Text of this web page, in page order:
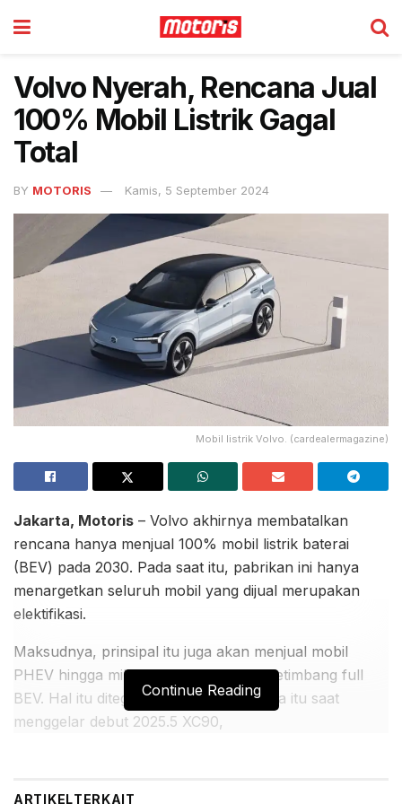
Volvo Nyerah, Rencana Jual
100% Mobil Listrik Gagal
Total
BY MOTORIS Kamis, 5 September 2024
Mobil listrik Volvo. (cardealermagazine)
Jakarta, Motoris – Volvo akhirnya membatalkan
rencana hanya menjual 100% mobil listrik baterai
(BEV) pada 2030. Pada saat itu, pabrikan ini hanya
menargetkan seluruh mobil yang dijual merupakan
elektifikasi.
Maksudnya, prinsipal itu juga akan menjual mobil
PHEV hingga mild hybrid pada 2030, ketimbang full
BEV. Hal itu ditegaskan pabrikan Swedia itu saat
menggelar debut 2025.5 XC90,
Pengunjung GIIAS 2026 Antusias Mencoba Suzuki
Continue Reading
ARTIKELTERKAIT